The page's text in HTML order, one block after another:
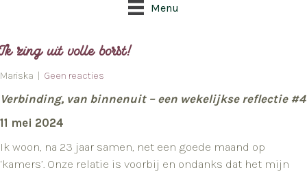
Menu
Ik zing uit volle borst!
Mariska | Geen reacties
Verbinding, van binnenuit – een wekelijkse reflectie #4
11 mei 2024
Ik woon, na 23 jaar samen, net een goede maand op
‘kamers’. Onze relatie is voorbij en ondanks dat het mijn